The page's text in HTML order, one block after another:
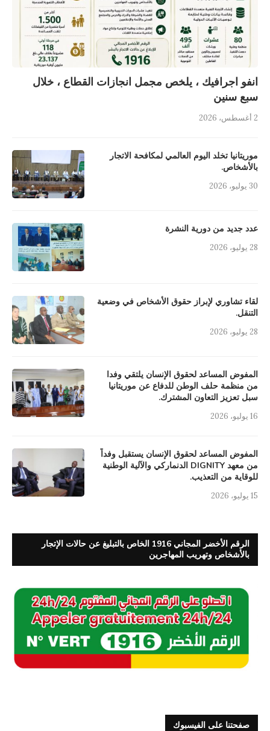
انفو اجرافيك ، يلخص مجمل انجازات القطاع ، خلال
سبع سنين
2 أغسطس، 2026
موريتانيا تخلد اليوم العالمي لمكافحة الاتجار
بالأشخاص.
30 يوليو، 2026
عدد جديد من دورية النشرة
28 يوليو، 2026
لقاء تشاوري لإبراز حقوق الأشخاص في وضعية
التنقل.
28 يوليو، 2026
المفوض المساعد لحقوق الإنسان يلتقي وفدا
من منظمة حلف الوطن للدفاع عن موريتانيا
سبل تعزيز التعاون المشترك.
16 يوليو، 2026
المفوض المساعد لحقوق الإنسان يستقبل وفداً
من معهد DIGNITY الدنماركي والآلية الوطنية
للوقاية من التعذيب.
15 يوليو، 2026
الرقم الأخضر المجاني 1916 الخاص بالتبليغ عن حالات الإتجار
بالأشخاص وتهريب المهاجرين
صفحتنا على الفيسبوك